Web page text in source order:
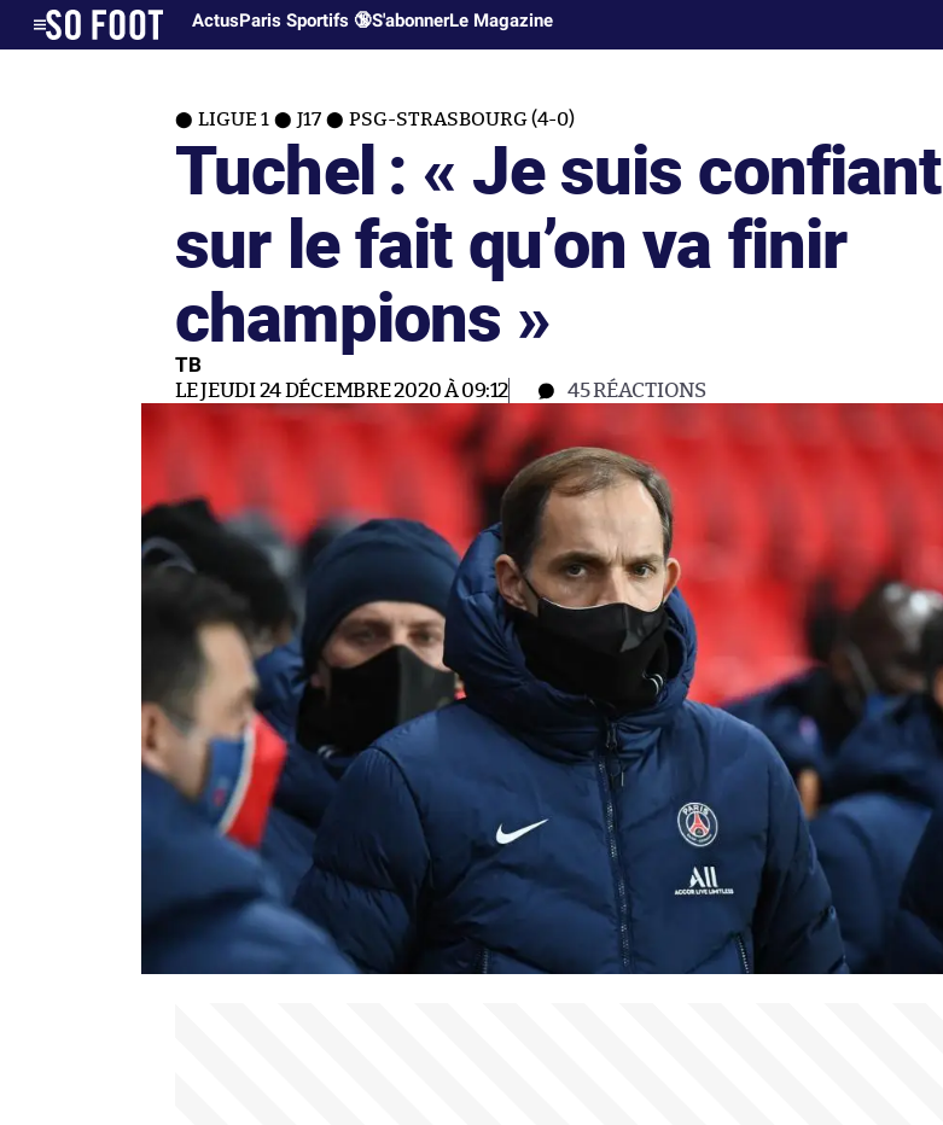
ActusParis Sportifs 🔞S'abonnerLe Magazine
LIGUE 1 J17 PSG-STRASBOURG (4-0)
Tuchel : « Je suis confiant
sur le fait qu’on va finir
champions »
TB
LE JEUDI 24 DÉCEMBRE 2020 À 09:12 45RÉACTIONS